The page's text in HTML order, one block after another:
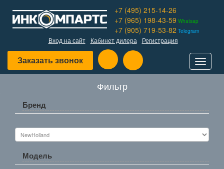
+7 (495) 215-14-26
+7 (965) 198-43-59 Whatsap
+7 (905) 719-53-82 Telegram
Вход на сайт Кабинет дилера Регистрация
Заказать звонок
Toggle
Фильтр
Бренд
Модель